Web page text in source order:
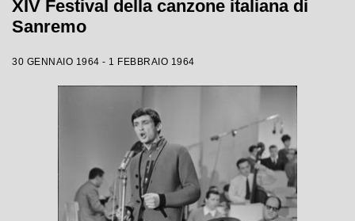
XIV Festival della canzone italiana di
Sanremo
30 GENNAIO 1964 - 1 FEBBRAIO 1964